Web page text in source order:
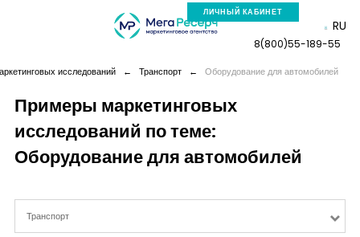
ЛИЧНЫЙ КАБИНЕТ
Компания
Новая реальность
RU
8(800)55-189-55
исследований ← Транспорт ← Оборудование для автомобилей
Примеры маркетинговых
исследований по теме:
Оборудование для автомобилей
Транспорт